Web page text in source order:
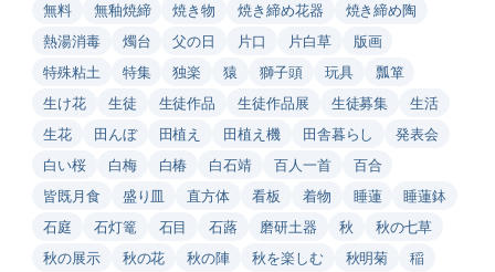
無料 無釉焼締 焼き物 焼き締め花器
焼き締め陶
熱湯消毒
燭台 父の日 片口 片白草
版画
特殊粘土
特集 独楽 猿 獅子頭 玩具
瓢箪
生け花
生徒 生徒作品 生徒作品展 生徒募集
生活
生花
田んぼ 田植え 田植え機 田舎暮らし
発表会
白い桜
白梅 白椿 白石靖 百人一首
百合
皆既月食
盛り皿 直方体 看板 着物 睡蓮
睡蓮鉢
石庭
石灯篭 石目 石蕗 磨研土器 秋
秋の七草
秋の展示
秋の花 秋の陣 秋を楽しむ 秋明菊
稲